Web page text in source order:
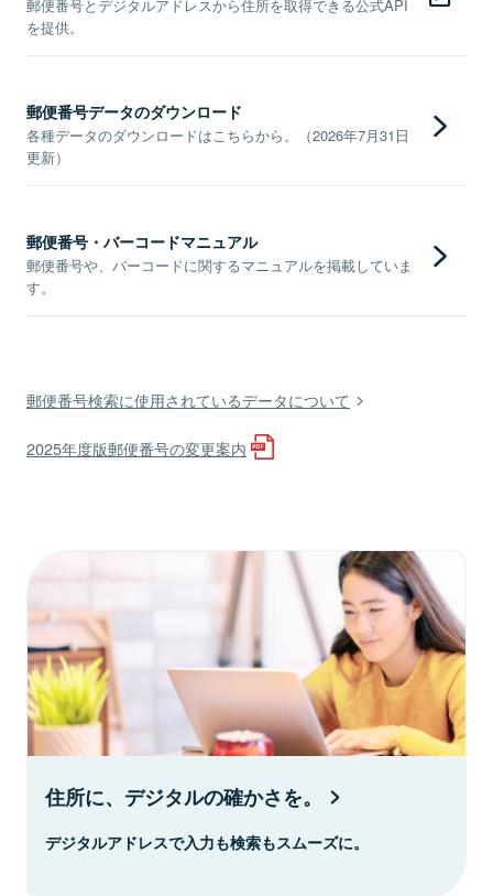
郵便番号とデジタルアドレスから住所を取得できる公式API
を提供。
郵便番号データのダウンロード
各種データのダウンロードはこちらから。（2026年7月31日
更新）
郵便番号・バーコードマニュアル
郵便番号や、バーコードに関するマニュアルを掲載していま
す。
郵便番号検索に使用されているデータについて
2025年度版郵便番号の変更案内
住所に、デジタルの確かさを。
デジタルアドレスで入力も検索もスムーズに。